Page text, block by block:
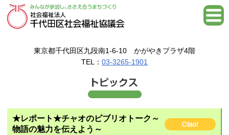
東京都千代田区九段南1-6-10 かがやきプラザ4階
TEL： 03-3265-1901
★レポート★チャオのビブリオトーク～
物語の魅力を伝えよう～